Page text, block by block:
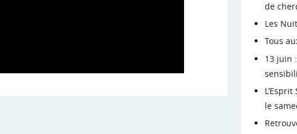
de
Les
Tous
13 juin
le